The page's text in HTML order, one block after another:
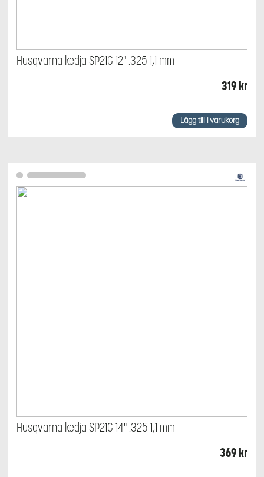
Husqvarna kedja SP21G 12" .325 1,1 mm
319kr
Lägg till i varukorg
Husqvarna kedja SP21G 14" .325 1,1 mm
369kr